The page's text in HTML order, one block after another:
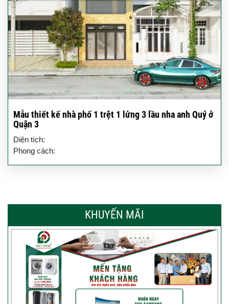
Mẫu thiết kế nhà phố 1 trệt 1 lửng 3 lầu nha anh Quý ở
Quận 3
Diện tích:
Phong cách:
KHUYẾN MÃI